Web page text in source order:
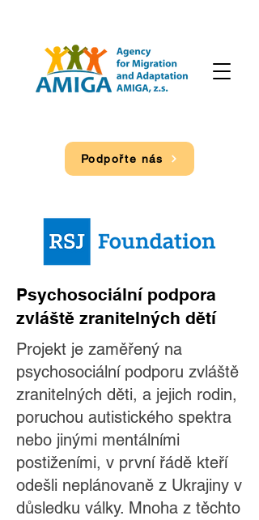
Podpořte nás
Psychosociální podpora
zvláště zranitelných dětí
Projekt je zaměřený na
psychosociální podporu zvláště
zranitelných děti, a jejich rodin,
poruchou autistického spektra
nebo jinými mentálními
postiženími, v první řádě kteří
odešli neplánovaně z Ukrajiny v
důsledku války. Mnoha z těchto